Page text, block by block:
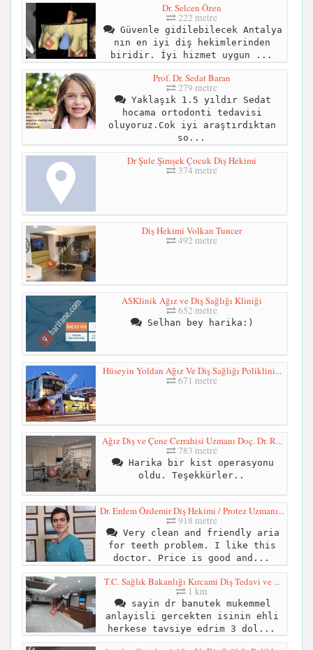
Dr. Selcen Özen
222 metre
Güvenle gidilebilecek Antalya
nın en iyi diş hekimlerinden
biridir. İyi hizmet uygun ...
Prof. Dr. Sedat Baran
279 metre
Yaklaşık 1.5 yıldır Sedat
hocama ortodonti tedavisi
oluyoruz.Cok iyi araştırdıktan
so...
Dr Şule Şimşek Çocuk Diş Hekimi
374 metre
Diş Hekimi Volkan Tuncer
492 metre
ASKlinik Ağız ve Diş Sağlığı Kliniği
652 metre
Selhan bey harika:)
Hüseyin Yoldan Ağız Ve Diş Sağlığı Poliklini...
671 metre
Ağız Diş ve Çene Cerrahisi Uzmanı Doç. Dr. R...
783 metre
Harika bir kist operasyonu
oldu. Teşekkürler..
Dr. Erdem Özdemir Diş Hekimi / Protez Uzmanı...
918 metre
Very clean and friendly aria
for teeth problem. I like this
doctor. Price is good and...
T.C. Sağlık Bakanlığı Kırcami Diş Tedavi ve ...
1 km
sayin dr banutek mukemmel
anlayisli gercekten isinin ehli
herkese tavsiye edrim 3 dol...